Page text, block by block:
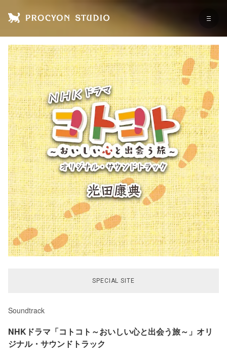
SPECIAL SITE
Soundtrack
NHKドラマ「コトコト～おいしい心と出会う旅～」オリ
ジナル・サウンドトラック